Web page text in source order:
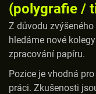
(polygrafie /
Z důvodu
hledáme nové
zpracování papíru.
Pozice je vhodná
práci. Zkušenosti